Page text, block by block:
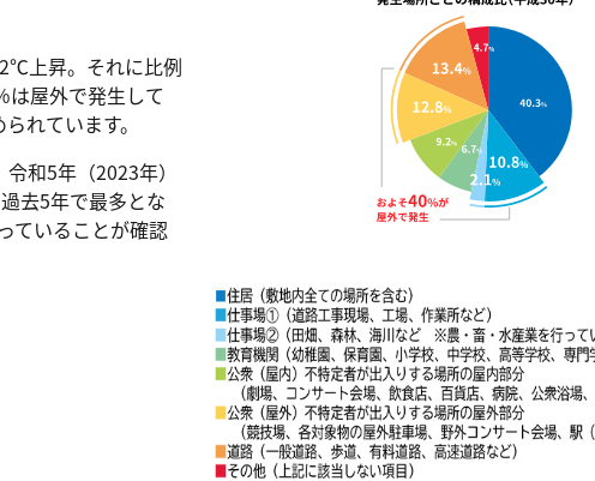
上昇。それに比例
は屋外で発生して
れています。
和5年（2023年）
去5年で最多とな
ていることが確認